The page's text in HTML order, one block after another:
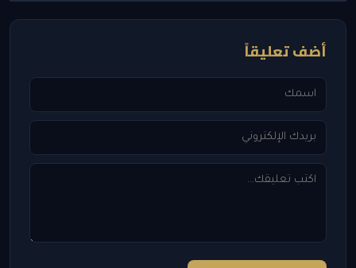
أضف تعليقاً